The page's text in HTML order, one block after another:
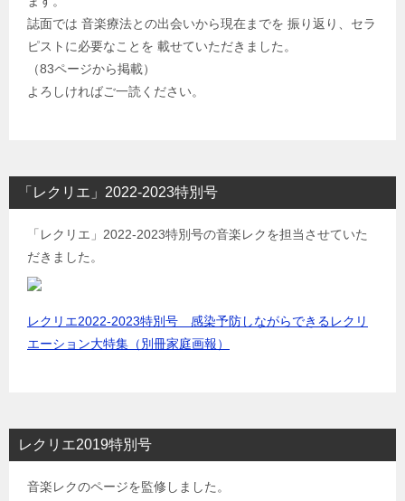
誌面では 音楽療法との出会いから現在までを 振り返り、セラ
ピストに必要なことを 載せていただきました。
（83ページから掲載）
よろしければご一読ください。
「レクリエ」2022-2023特別号
「レクリエ」2022-2023特別号の音楽レクを担当させていた
だきました。
レクリエ2022-2023特別号 感染予防しながらできるレクリ
エーション大特集（別冊家庭画報）
レクリエ2019特別号
音楽レクのページを監修しました。